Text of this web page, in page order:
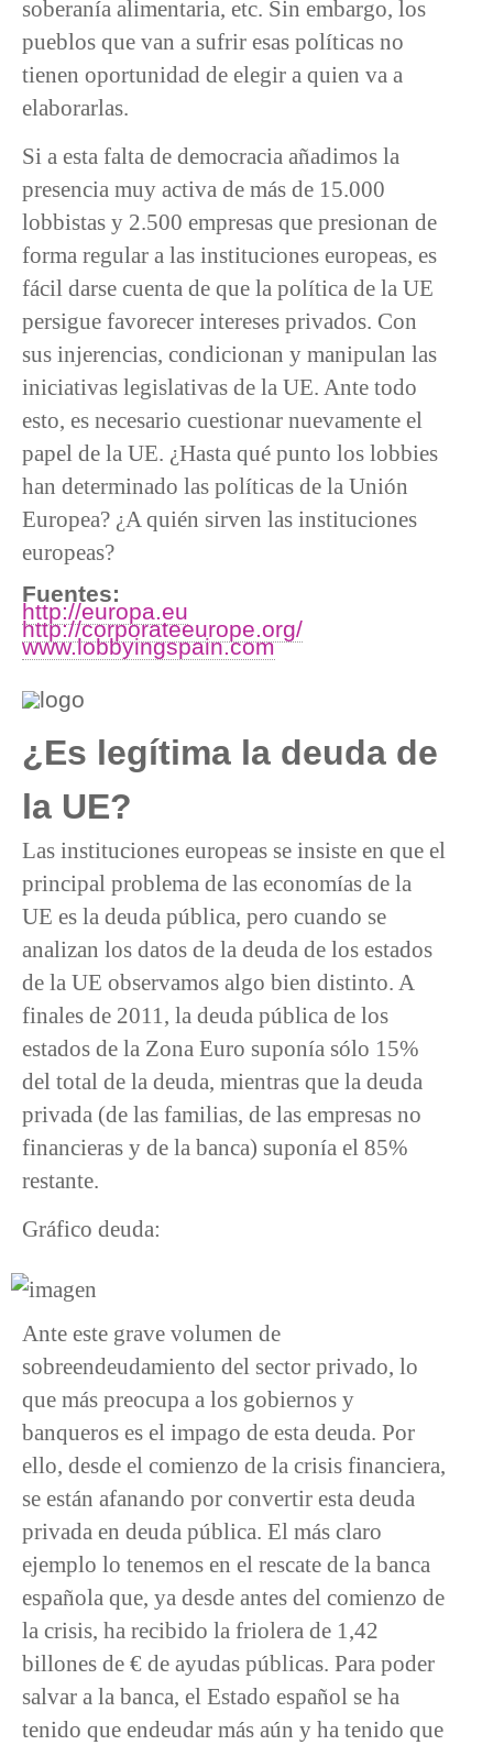
soberanía alimentaria, etc. Sin embargo, los
pueblos que van a sufrir esas políticas no
tienen oportunidad de elegir a quien va a
elaborarlas.
Si a esta falta de democracia añadimos la
presencia muy activa de más de 15.000
lobbistas y 2.500 empresas que presionan de
forma regular a las instituciones europeas, es
fácil darse cuenta de que la política de la UE
persigue favorecer intereses privados. Con
sus injerencias, condicionan y manipulan las
iniciativas legislativas de la UE. Ante todo
esto, es necesario cuestionar nuevamente el
papel de la UE. ¿Hasta qué punto los lobbies
han determinado las políticas de la Unión
Europea? ¿A quién sirven las instituciones
europeas?
Fuentes:
http://europa.eu
http://corporateeurope.org/
www.lobbyingspain.com
¿Es legítima la deuda de
la UE?
Las instituciones europeas se insiste en que el
principal problema de las economías de la
UE es la deuda pública, pero cuando se
analizan los datos de la deuda de los estados
de la UE observamos algo bien distinto. A
finales de 2011, la deuda pública de los
estados de la Zona Euro suponía sólo 15%
del total de la deuda, mientras que la deuda
privada (de las familias, de las empresas no
financieras y de la banca) suponía el 85%
restante.
Gráfico deuda:
Ante este grave volumen de
sobreendeudamiento del sector privado, lo
que más preocupa a los gobiernos y
banqueros es el impago de esta deuda. Por
ello, desde el comienzo de la crisis financiera,
se están afanando por convertir esta deuda
privada en deuda pública. El más claro
ejemplo lo tenemos en el rescate de la banca
española que, ya desde antes del comienzo de
la crisis, ha recibido la friolera de 1,42
billones de € de ayudas públicas. Para poder
salvar a la banca, el Estado español se ha
tenido que endeudar más aún y ha tenido que